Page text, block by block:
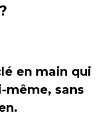
en main qui
sans